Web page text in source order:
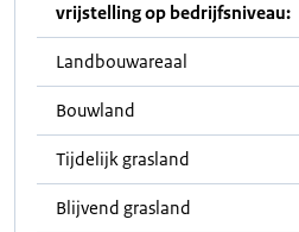
vrijstelling op bedrijfsniveau:
Landbouwareaal
Bouwland
Tijdelijk grasland
Blijvend grasland